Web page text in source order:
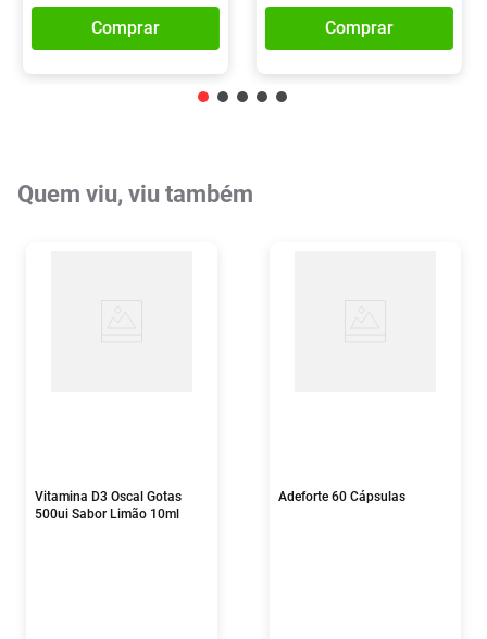
Comprar Comprar
Quem viu, viu também
Vitamina D3 Oscal Gotas
500ui Sabor Limão 10ml
Adeforte 60 Cápsulas